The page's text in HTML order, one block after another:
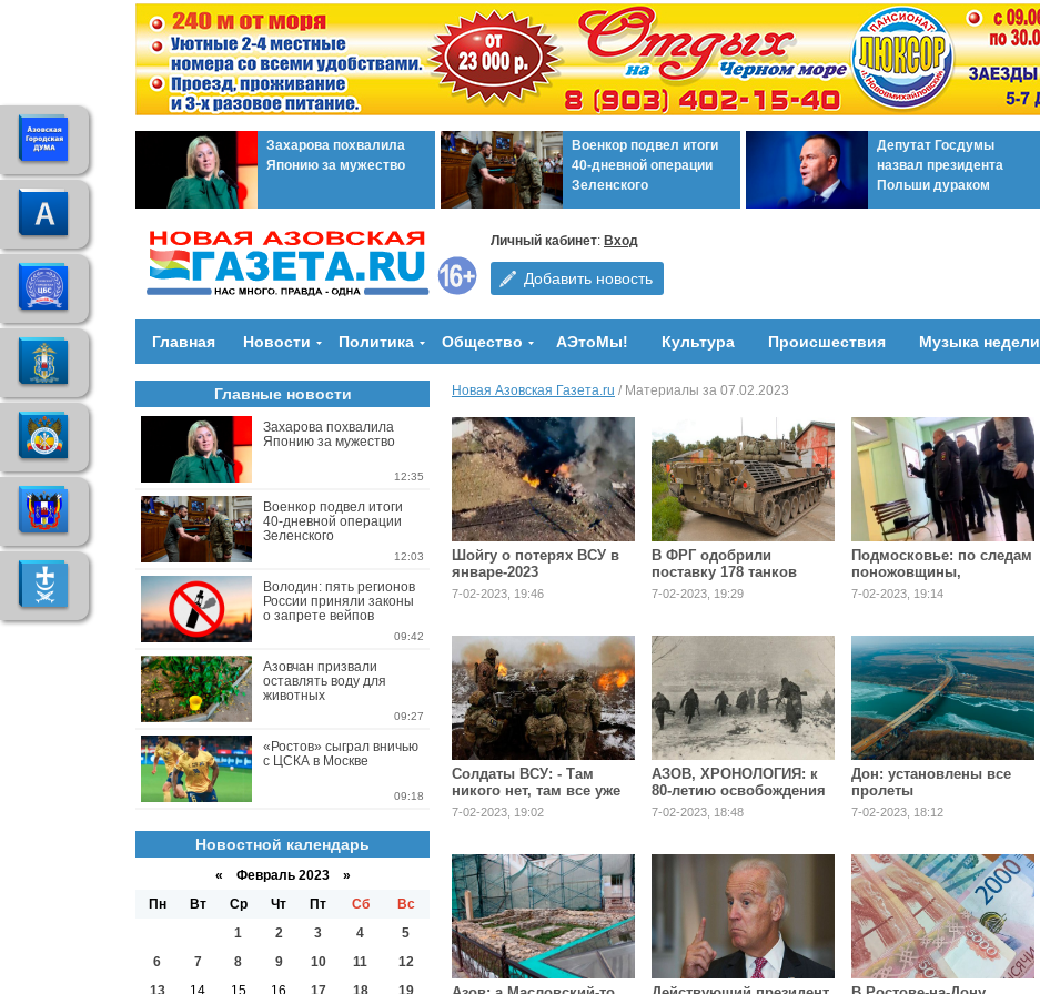
Захарова похвалила
Японию за мужество
Военкор подвел итоги
40-дневной операции
Зеленского
Депутат Госдумы
назвал президента
Польши дураком
Личный кабинет: Вход
Добавить новость
Главная Новости Политика Общество АЭтоМы! Культура Происшествия Музыка недели
Новая Азовская Газета.ru / Материалы за 07.02.2023
Шойгу о потерях ВСУ в
январе-2023
7-02-2023, 19:46
В ФРГ одобрили
поставку 178 танков
Leopard 1 Украине
7-02-2023, 19:29
Подмосковье: по следам
поножовщины,
устроенной
пятиклассницей
7-02-2023, 19:14
Солдаты ВСУ: - Там
никого нет, там все уже
умерли...
7-02-2023, 19:02
АЗОВ, ХРОНОЛОГИЯ: к
80-летию освобождения
города от немецко-
фашистских захватчиков
7-02-2023, 18:48
Дон: установлены все
пролеты
двухкилометрового
7-02-2023, 18:12
Главные новости
Захарова похвалила
Японию за мужество
12:35
Военкор подвел итоги
40-дневной операции
Зеленского
12:03
Володин: пять регионов
России приняли законы
о запрете вейпов
09:42
Азовчан призвали
оставлять воду для
животных
09:27
«Ростов» сыграл вничью
с ЦСКА в Москве
09:18
Новостной календарь
« Февраль 2023 »
Пн
Вт Ср Чт Пт Сб
Вс
1
2 3 4
5
6
7 8 9 10 11
12
13
14 15 16 17 18
19